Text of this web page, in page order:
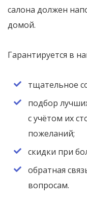
салона должен
домой.
Гарантируется в
тщательное
подбор
с учётом их
пожеланий;
скидки при
обратная
вопросам.